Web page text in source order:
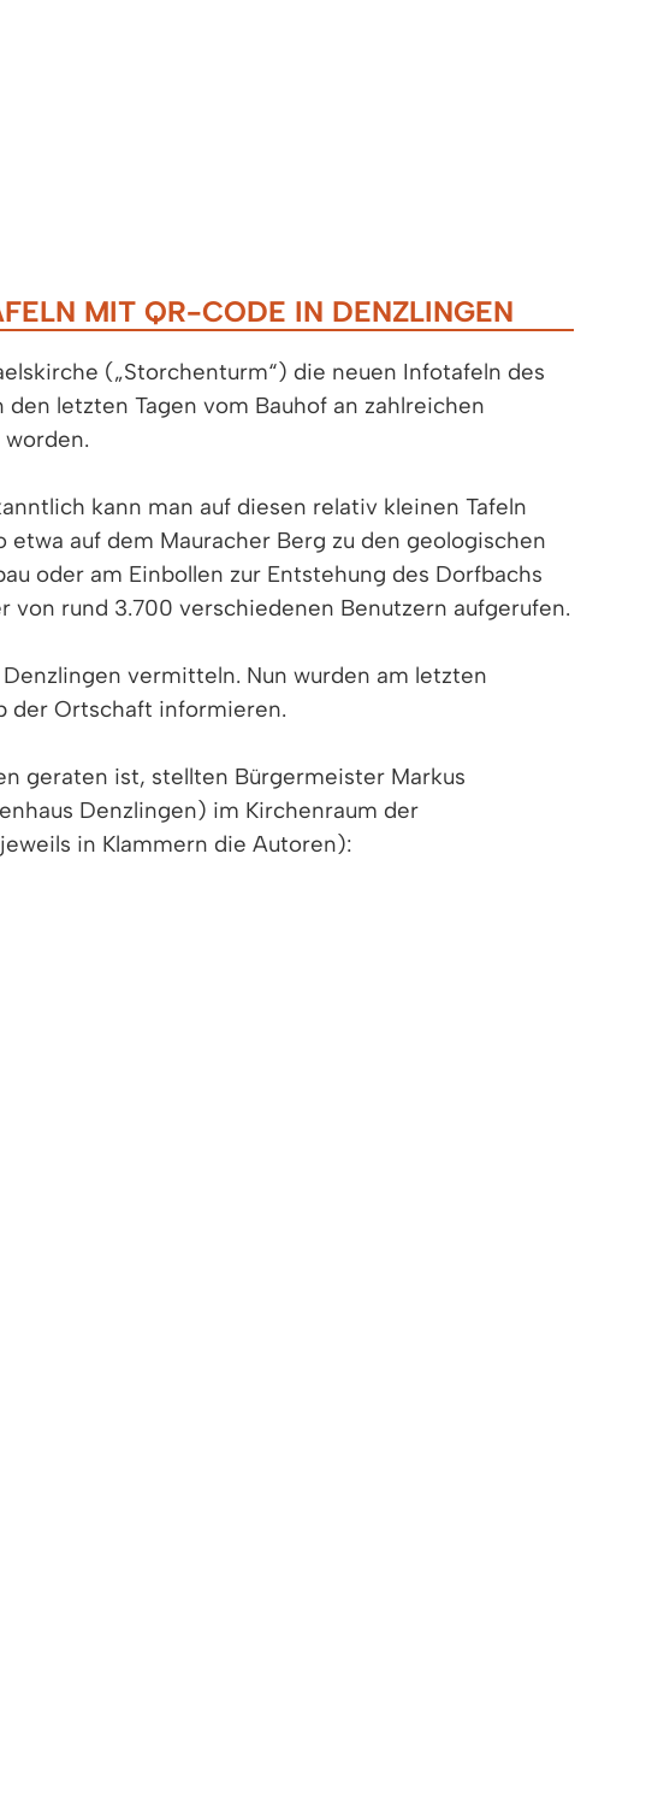
MIT QR-CODE IN DENZLINGEN
(„Storchenturm“) die neuen Infotafeln des
letzten Tagen vom Bauhof an zahlreichen
kann man auf diesen relativ kleinen Tafeln
auf dem Mauracher Berg zu den geologischen
oder am Einbollen zur Entstehung des Dorfbachs
von rund 3.700 verschiedenen Benutzern aufgerufen.
vermitteln. Nun wurden am letzten
der Ortschaft informieren.
geraten ist, stellten Bürgermeister Markus
Denzlingen) im Kirchenraum der
in Klammern die Autoren):